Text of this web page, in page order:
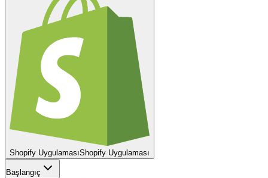
Shopify UygulamasıShopify Uygulaması
Başlangıç